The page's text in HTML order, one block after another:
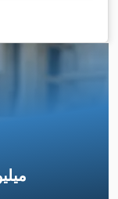
۱۱